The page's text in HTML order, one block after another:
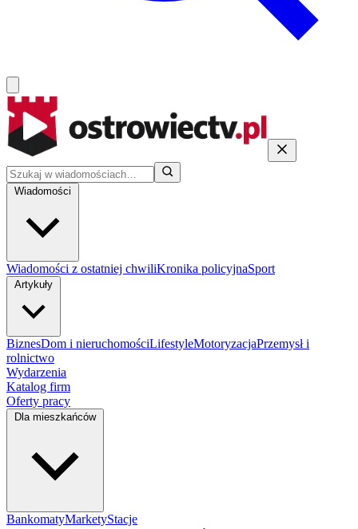
Wiadomości
Wiadomości z ostatniej chwiliKronika policyjnaSport
Artykuły
BiznesDom i nieruchomościLifestyleMotoryzacjaPrzemysł i
rolnictwo
Wydarzenia
Katalog firm
Oferty pracy
Dla mieszkańców
BankomatyMarketyStacje